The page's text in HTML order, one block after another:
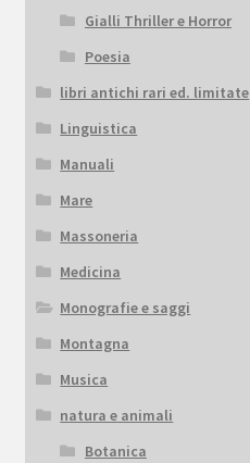
Gialli Thriller e Horror
Poesia
libri antichi rari ed. limitate
Linguistica
Manuali
Mare
Massoneria
Medicina
Monografie e saggi
Montagna
Musica
natura e animali
Botanica